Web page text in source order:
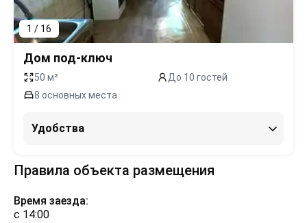
1 / 16
Дом под-ключ
50 м²
До 10 гостей
8 основных места
Удобства
Правила объекта размещения
Время заезда:
с 14:00